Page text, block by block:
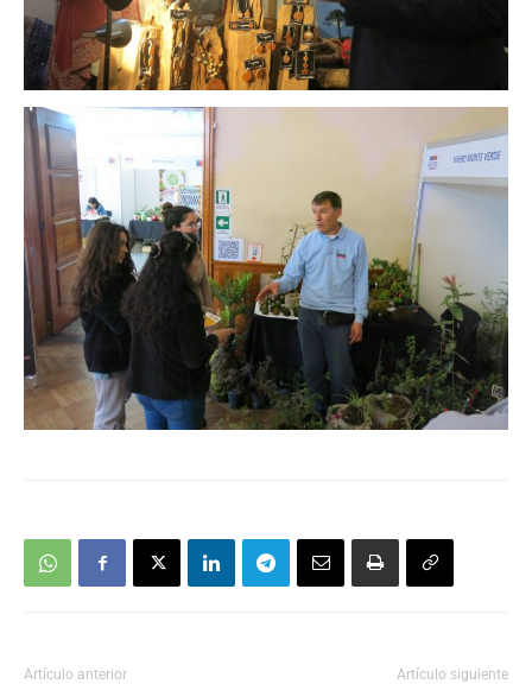
Artículo anterior Artículo siguiente